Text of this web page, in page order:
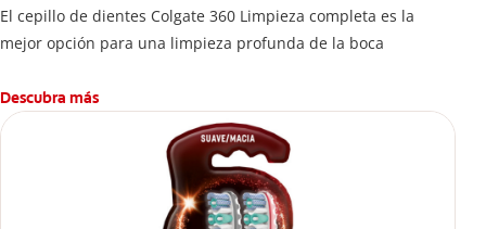
El cepillo de dientes Colgate 360 Limpieza completa es la
mejor opción para una limpieza profunda de la boca
Descubra más